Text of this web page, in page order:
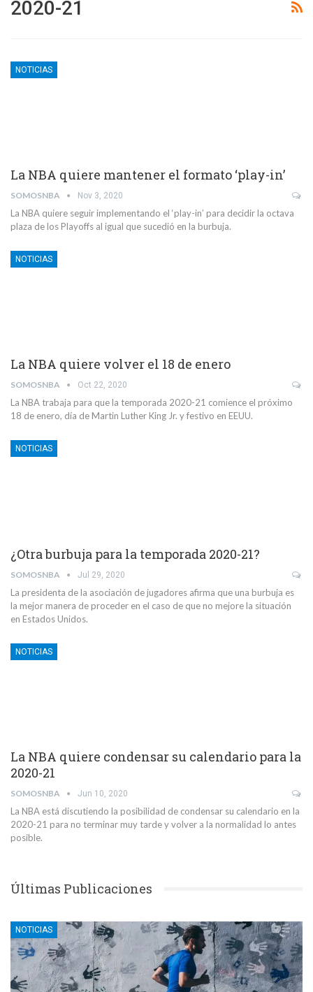
2020-21
NOTICIAS
La NBA quiere mantener el formato ‘play-in’
SOMOSNBA Nov 3, 2020
La NBA quiere seguir implementando el ‘play-in’ para decidir la octava
plaza de los Playoffs al igual que sucedió en la burbuja.
NOTICIAS
La NBA quiere volver el 18 de enero
SOMOSNBA Oct 22, 2020
La NBA trabaja para que la temporada 2020-21 comience el próximo
18 de enero, día de Martin Luther King Jr. y festivo en EEUU.
NOTICIAS
¿Otra burbuja para la temporada 2020-21?
SOMOSNBA Jul 29, 2020
La presidenta de la asociación de jugadores afirma que una burbuja es
la mejor manera de proceder en el caso de que no mejore la situación
en Estados Unidos.
NOTICIAS
La NBA quiere condensar su calendario para la
2020-21
SOMOSNBA Jun 10, 2020
La NBA está discutiendo la posibilidad de condensar su calendario en la
2020-21 para no terminar muy tarde y volver a la normalidad lo antes
posible.
Últimas Publicaciones
NOTICIAS